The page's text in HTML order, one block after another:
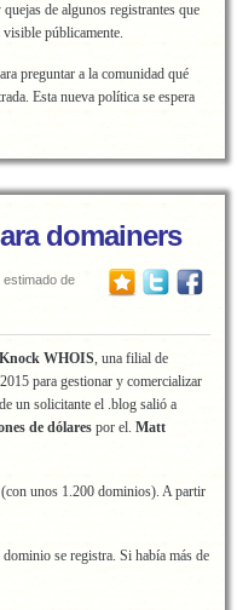
de algunos registrantes que
visible públicamente.
preguntar a la comunidad qué
Esta nueva política se espera
domainers
estimado de
WHOIS, una filial de
para gestionar y comercializar
un solicitante el .blog salió a
de dólares por el. Matt
unos 1.200 dominios). A partir
se registra. Si había más de